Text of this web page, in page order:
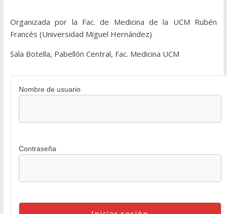
Organizada por la Fac. de Medicina de la UCM Rubén
Francés (Universidad Miguel Hernández)
Sala Botella, Pabellón Central, Fac. Medicina UCM
Nombre de usuario
Contraseña